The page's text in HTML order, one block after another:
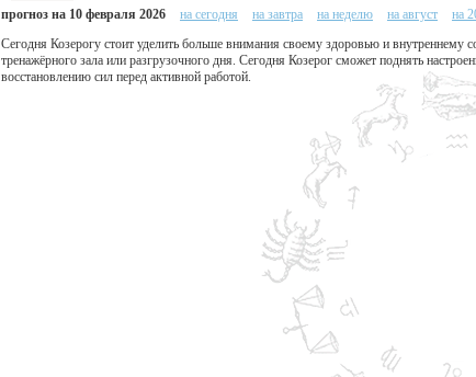
прогноз на 10 февраля 2026 на сегодня на завтра на неделю на август на
Сегодня Козерогу стоит уделить больше внимания своему здоровью и внутреннему
тренажёрного зала или разгрузочного дня. Сегодня Козерог сможет поднять
восстановлению сил перед активной работой.